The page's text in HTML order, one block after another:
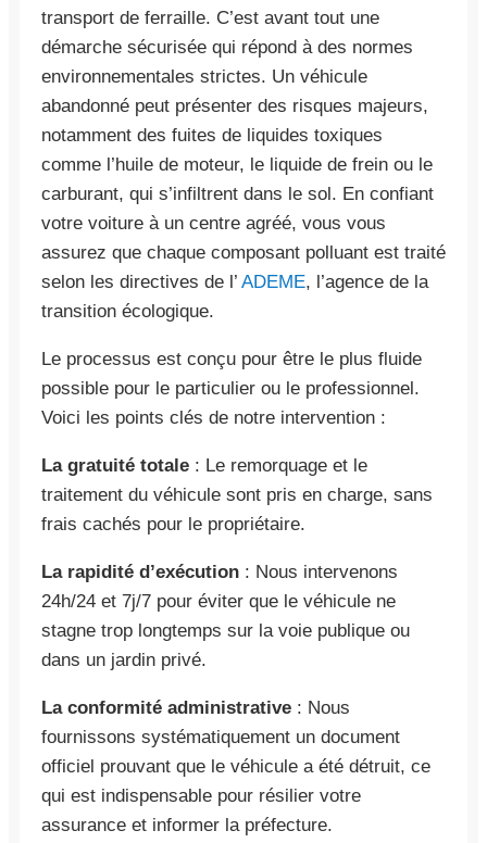
transport de ferraille. C’est avant tout une
démarche sécurisée qui répond à des normes
environnementales strictes. Un véhicule
abandonné peut présenter des risques majeurs,
notamment des fuites de liquides toxiques
comme l’huile de moteur, le liquide de frein ou le
carburant, qui s’infiltrent dans le sol. En confiant
votre voiture à un centre agréé, vous vous
assurez que chaque composant polluant est traité
selon les directives de l’ ADEME, l’agence de la
transition écologique.
Le processus est conçu pour être le plus fluide
possible pour le particulier ou le professionnel.
Voici les points clés de notre intervention :
La gratuité totale : Le remorquage et le
traitement du véhicule sont pris en charge, sans
frais cachés pour le propriétaire.
La rapidité d’exécution : Nous intervenons
24h/24 et 7j/7 pour éviter que le véhicule ne
stagne trop longtemps sur la voie publique ou
dans un jardin privé.
La conformité administrative : Nous
fournissons systématiquement un document
officiel prouvant que le véhicule a été détruit, ce
qui est indispensable pour résilier votre
assurance et informer la préfecture.